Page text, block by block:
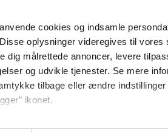
cookies og indsamle
oplysninger videregives til vores
dig målrettede annoncer, levere
og udvikle tjenester. Se mere
tilbage eller ændre indstillinger
ikonet.